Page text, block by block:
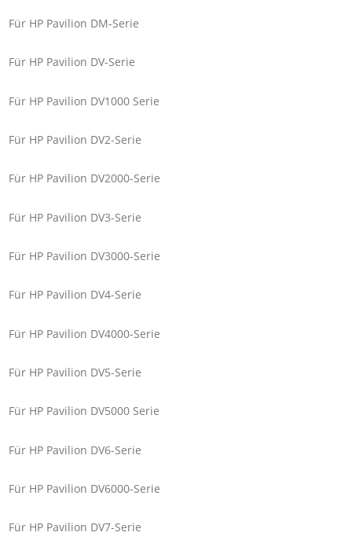
Für HP Pavilion DM-Serie
Für HP Pavilion DV-Serie
Für HP Pavilion DV1000 Serie
Für HP Pavilion DV2-Serie
Für HP Pavilion DV2000-Serie
Für HP Pavilion DV3-Serie
Für HP Pavilion DV3000-Serie
Für HP Pavilion DV4-Serie
Für HP Pavilion DV4000-Serie
Für HP Pavilion DV5-Serie
Für HP Pavilion DV5000 Serie
Für HP Pavilion DV6-Serie
Für HP Pavilion DV6000-Serie
Für HP Pavilion DV7-Serie